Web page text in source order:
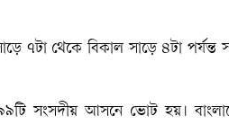
৭টা থেকে বিকাল সাড়ে ৪টা পর্যন্ত
সংসদীয় আসনে ভোট হয়।